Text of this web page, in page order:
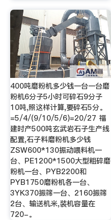
400吨磨粉机多少钱一台一台磨
粉机6分子5小时可碎石9分子
10吨,照这样计算,要碎石5分。
=5/4/(9/10/5/6)=20/27 福
建时产500吨玄武岩石子生产线
配置,石子料磨粉机多少钱
ZSW600*130振动喂料机一
台、PE1200*1500大型粗碎磨
粉机一台、PYB2200和
PYB1750磨粉机各一台、
3YK370振筛一台、2160振筛
2台、输送机米,装机容量在
720-。